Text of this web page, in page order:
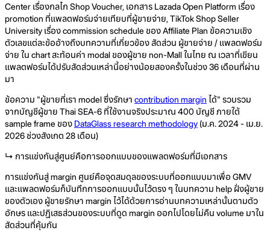
Center เรื่องกลไก Shop Voucher, เอกสาร Lazada Open Platform เรื่อง
promotion ที่แพลตฟอร์มจ่ายเทียบที่ผู้ขายจ่าย, TikTok Shop Seller
University เรื่อง commission schedule ของ Affiliate Plan ข้อความเชิง
ตัวเลขแต่ละข้ออ้างถึงบทความที่เกี่ยวข้อง สัดส่วน ผู้ขายจ่าย / แพลตฟอร์ม
จ่าย ใน chart สะท้อนค่า modal ของผู้ขาย non-Mall ในไทย ณ เวลาที่เขียน
แพลตฟอร์มได้ปรับสัดส่วนเหล่านี้อย่างน้อยสองครั้งในช่วง 36 เดือนที่ผ่าน
มา
ข้อความ "ผู้ขายที่เรา model ซึ่งรักษา contribution margin ได้" รวบรวม
จากบัญชีผู้ขาย Thai SEA-6 ที่ใช้งานจริงประมาณ 400 บัญชี ภายใต้
sample frame ของ DataGlass research methodology (ม.ค. 2024 - เม.ย.
2026 ช่วงสังเกต 28 เดือน)
↳ การแข่งกันสู่ศูนย์คือการออกแบบของแพลตฟอร์มที่มีเอกสาร
การแข่งกันสู่ margin ศูนย์คือจุดสมดุลของระบบที่ออกแบบมาเพื่อ GMV
และแพลตฟอร์มก็บันทึกการออกแบบนั้นไว้ตรง ๆ ในบทความ help ฝั่งผู้ขาย
ของตัวเอง ผู้ขายรักษา margin ไว้ได้ด้วยการอ่านบทความเหล่านั้นตามตัว
อักษร และปฏิเสธส่วนของระบบที่ดูด margin ออกไปโดยไม่คืน volume มาใน
สัดส่วนที่คุ้มกัน